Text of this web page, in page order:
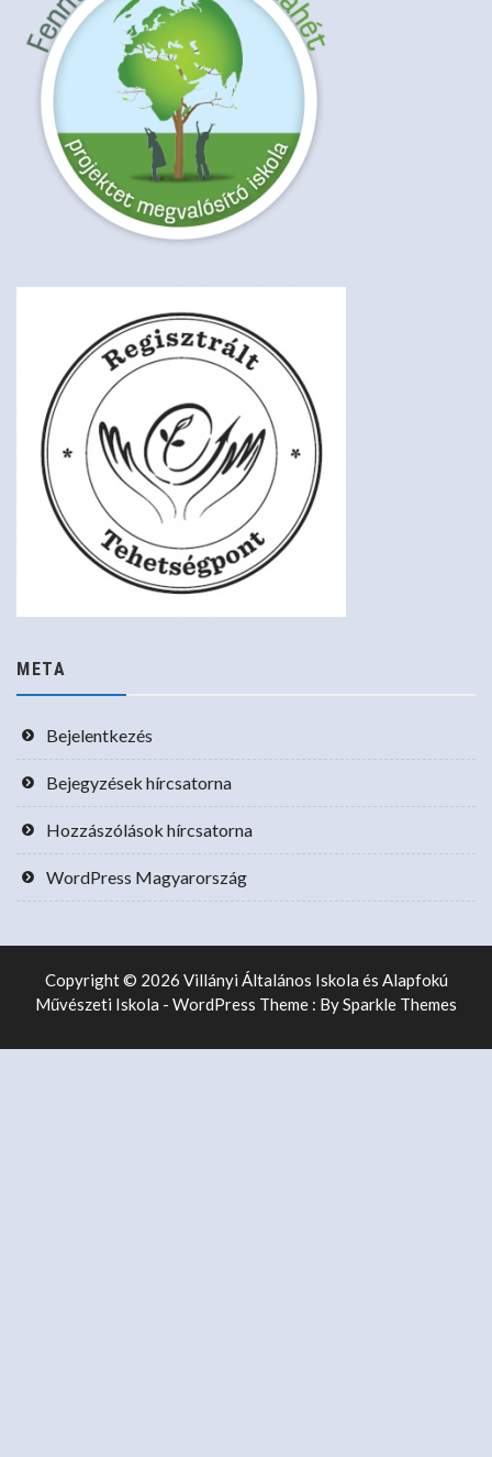
META
Bejelentkezés
Bejegyzések hírcsatorna
Hozzászólások hírcsatorna
WordPress Magyarország
Copyright © 2026 Villányi Általános Iskola és Alapfokú
Művészeti Iskola - WordPress Theme : BySparkle Themes